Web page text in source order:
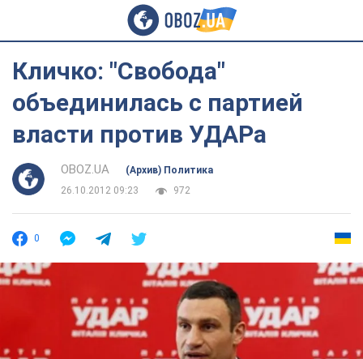
Кличко: "Свобода"
объединилась с партией
власти против УДАРа
OBOZ.UA
(Архив) Политика
26.10.2012 09:23
972
0